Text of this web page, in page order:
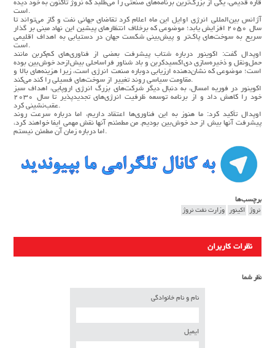
قاره قدیمی، یکی از بزرگ‌ترین برنامه‌های صنعتی را می‌طلبد که نروژ تاکنون به خود دیده
است.
آژانس بین‌المللی انرژی اوایل این ماه اعلام کرد تقاضای جهانی نفت و گاز می‌تواند تا
سال ۲۰۵۰ افزایش یابد؛ موضوعی که برخلاف انتظارهای پیشین این نهاد مبنی بر گذار
سریع به سوخت‌های پاک‌تر و پیش‌بینی شکست جهان در دستیابی به اهداف اقلیمی
است.
اوپدال گفت: اکوینور درباره شتاب پیشرفت بعضی از فناوری‌های کم‌کربن مانند
حمل‌ونقل و ذخیره‌سازی دی‌اکسیدکربن و باد شناور فراساحلی بیش‌ازحد خوش‌بین بوده
است؛ موضوعی که نشان‌دهنده ارزیابی دوباره صنعت انرژی است، زیرا هزینه‌های بالا و
مقاومت سیاسی روند تغییر از سوخت‌های فسیلی را کند می‌کند.
اکوینور در فوریه امسال، به دنبال دیگر شرکت‌های بزرگ انرژی اروپایی، اهداف سبز
خود را کاهش داد و از برنامه توسعه ظرفیت انرژی‌های تجدیدپذیر تا سال ۲۰۳۰
عقب‌نشینی کرد.
اوپدال تأکید کرد: ما هنوز به این فناوری‌ها اعتقاد داریم، اما درباره سرعت روند
پیشرفت آنها بیش از حد خوش‌بین بودیم. من مطمئنم آنها نقش مهمی ایفا خواهند کرد،
اما درباره زمان آن مطمئن نیستم.
برچسب‌ها
نروژ
اکینور وزارت نفت نروژ
نظرات کاربران
نظر شما
نام و نام خانوادگی
ایمیل